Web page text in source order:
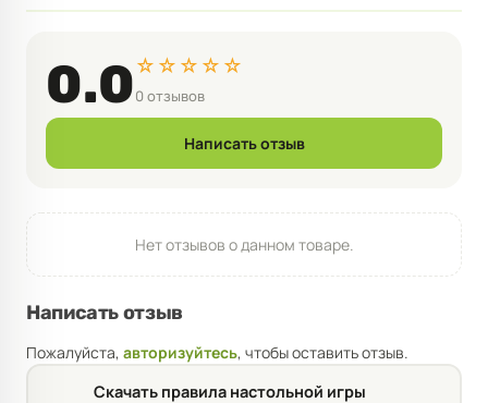
0.0☆☆☆☆☆
0 отзывов
Написать отзыв
Нет отзывов о данном товаре.
Написать отзыв
Пожалуйста, авторизуйтесь, чтобы оставить отзыв.
Скачать правила настольной игры